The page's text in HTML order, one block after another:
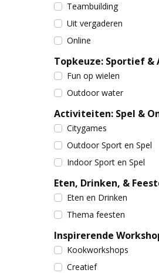
Teambuilding
Uit vergaderen
Online
Topkeuze: Sportief &
Fun op wielen
Outdoor water
Activiteiten: Spel &
Citygames
Outdoor Sport en Spel
Indoor Sport en Spel
Eten, Drinken, &
Eten en Drinken
Thema feesten
Inspirerende
Kookworkshops
Creatief